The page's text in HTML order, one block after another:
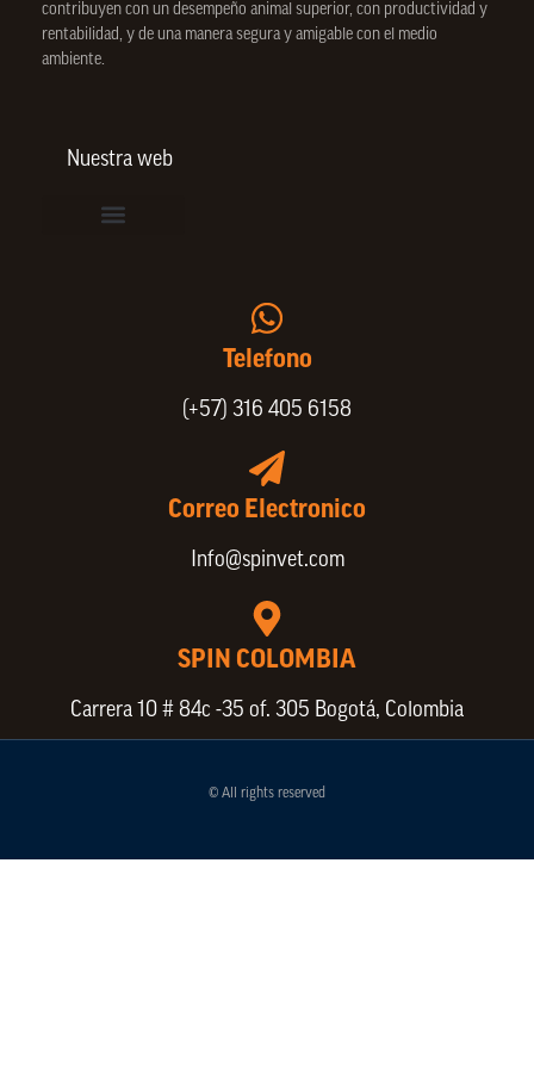
contribuyen con un desempeño animal superior, con productividad y
rentabilidad, y de una manera segura y amigable con el medio
ambiente.
Nuestra web
Telefono
(+57) 316 405 6158
Correo Electronico
Info@spinvet.com
SPIN COLOMBIA
Carrera 10 # 84c -35 of. 305 Bogotá, Colombia
© All rights reserved